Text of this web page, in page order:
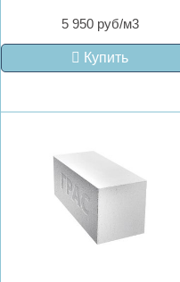
5 950 руб/м3
Купить